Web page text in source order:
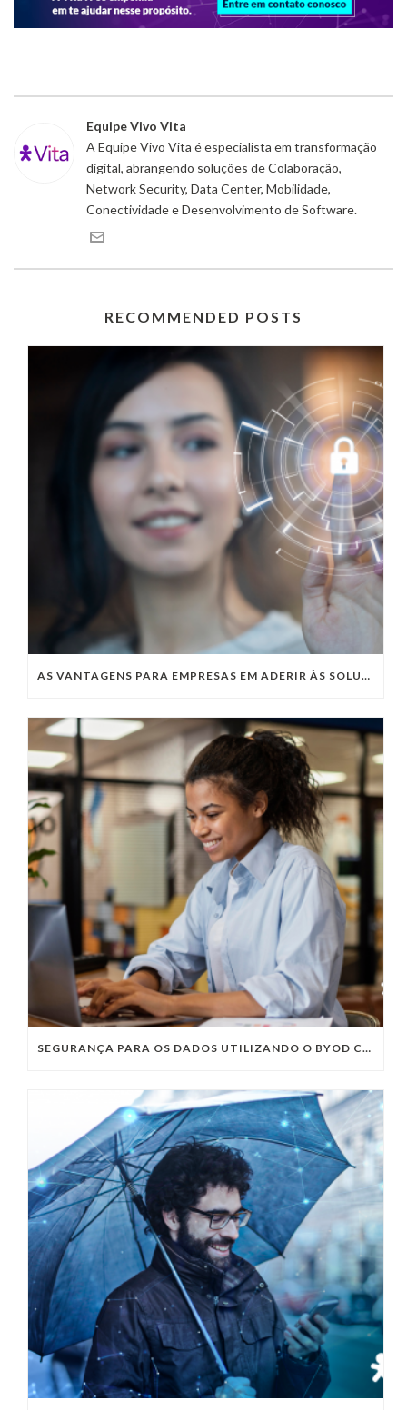
Equipe Vivo Vita
A Equipe Vivo Vita é especialista em transformação
digital, abrangendo soluções de Colaboração,
Network Security, Data Center, Mobilidade,
Conectividade e Desenvolvimento de Software.
RECOMMENDED POSTS
AS VANTAGENS PARA EMPRESAS EM ADERIR ÀS SOLUÇÕES COM CLOUD SECURITY
SEGURANÇA PARA OS DADOS UTILIZANDO O BYOD COMO POLÍTICA NAS EMPRESAS